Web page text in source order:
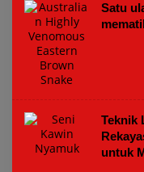
Satu
Teknik
untuk